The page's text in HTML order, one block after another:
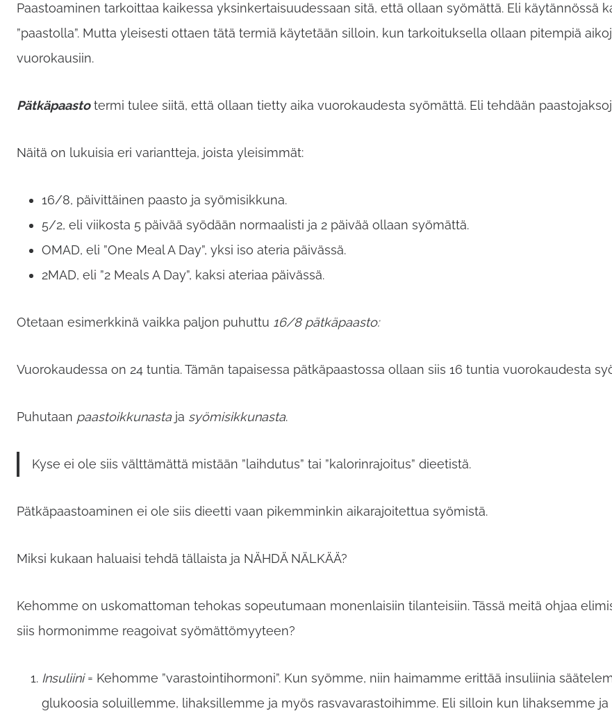
Paastoaminen tarkoittaa kaikessa yksinkertaisuudessaan sitä, että ollaan syömättä. Eli käytännössä
”paastolla”. Mutta yleisesti ottaen tätä termiä käytetään silloin, kun tarkoituksella ollaan pitempiä
vuorokausiin.
Pätkäpaastotermi tulee siitä, että ollaan tietty aika vuorokaudesta syömättä. Eli tehdään
Näitä on lukuisia eri variantteja, joista yleisimmät:
16/8, päivittäinen paasto ja syömisikkuna.
5/2, eli viikosta 5 päivää syödään normaalisti ja 2 päivää ollaan syömättä.
OMAD, eli ”One Meal A Day”, yksi iso ateria päivässä.
2MAD, eli ”2 Meals A Day”, kaksi ateriaa päivässä.
Otetaan esimerkkinä vaikka paljon puhuttu 16/8 pätkäpaasto:
Vuorokaudessa on 24 tuntia. Tämän tapaisessa pätkäpaastossa ollaan siis 16 tuntia vuorokaudesta
Puhutaan paastoikkunasta ja syömisikkunasta.
Kyse ei ole siis välttämättä mistään ”laihdutus” tai ”kalorinrajoitus” dieetistä.
Pätkäpaastoaminen ei ole siis dieetti vaan pikemminkin aikarajoitettua syömistä.
Miksi kukaan haluaisi tehdä tällaista ja NÄHDÄ NÄLKÄÄ?
Kehomme on uskomattoman tehokas sopeutumaan monenlaisiin tilanteisiin. Tässä meitä ohjaa
siis hormonimme reagoivat syömättömyyteen?
Insuliini= Kehomme ”varastointihormoni”. Kun syömme, niin haimamme erittää insuliinia
glukoosia soluillemme, lihaksillemme ja myös rasvavarastoihimme. Eli silloin kun lihaksemme